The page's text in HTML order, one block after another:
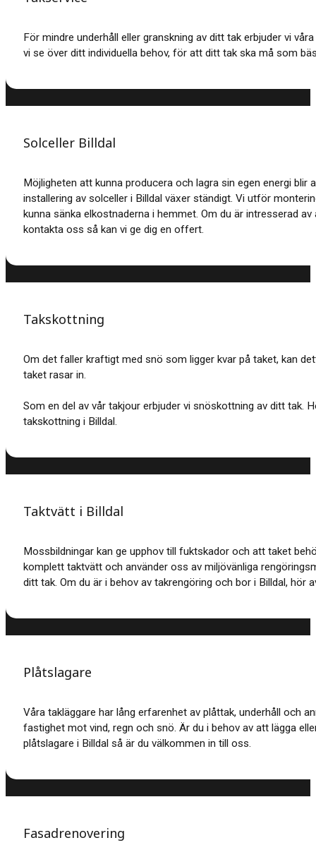
För mindre underhåll eller granskning av ditt tak erbjuder vi
vi se över ditt individuella behov, för att ditt tak ska må som
Solceller Billdal
Möjligheten att kunna producera och lagra sin egen energi
installering av solceller i Billdal växer ständigt. Vi utför
kunna sänka elkostnaderna i hemmet. Om du är intresserad
kontakta oss så kan vi ge dig en offert.
Takskottning
Om det faller kraftigt med snö som ligger kvar på taket, kan
taket rasar in.
Som en del av vår takjour erbjuder vi snöskottning av ditt tak.
takskottning i Billdal.
Taktvätt i Billdal
Mossbildningar kan ge upphov till fuktskador och att taket
komplett taktvätt och använder oss av miljövänliga
ditt tak. Om du är i behov av takrengöring och bor i Billdal, hör
Plåtslagare
Våra takläggare har lång erfarenhet av plåttak, underhåll och
fastighet mot vind, regn och snö. Är du i behov av att lägga
plåtslagare i Billdal så är du välkommen in till oss.
Fasadrenovering